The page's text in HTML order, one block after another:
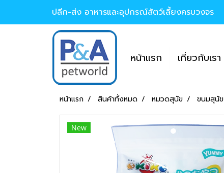
ปลีก-ส่ง อาหารและอุปกรณ์สัตว์เลี้ยงครบวงจร
หน้าแรก เกี่ยวกับเรา
หน้าแรก สินค้าทั้งหมด หมวดสุนัข ขนมสุนัข
New